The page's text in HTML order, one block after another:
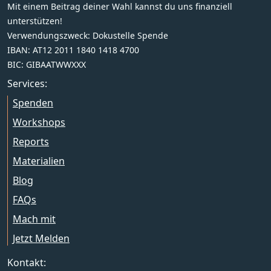
Mit einem Beitrag deiner Wahl kannst du uns finanziell
unterstützen!
Verwendungszweck: Dokustelle Spende
IBAN: AT12 2011 1840 1418 4700
BIC: GIBAATWWXXX
Services:
Spenden
Workshops
Reports
Materialien
Blog
FAQs
Mach mit
Jetzt Melden
Kontakt: